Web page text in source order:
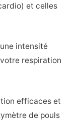
et celles
intensité
respiration
efficaces et
de pouls